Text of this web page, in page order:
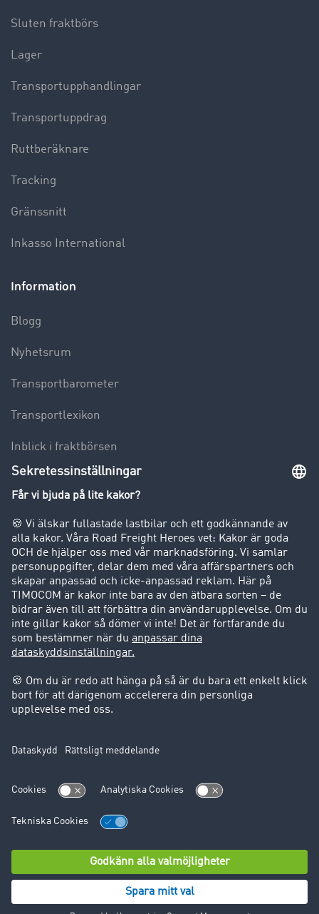
Sluten fraktbörs
Lager
Transportupphandlingar
Transportuppdrag
Ruttberäknare
Tracking
Gränssnitt
Inkasso International
Information
Blogg
Nyhetsrum
Transportbarometer
Transportlexikon
Inblick i fraktbörsen
Körförbud för lastbilar
Företag
Kunder värvar kunder
Success Stories
Support
Support
Juridiskt
Företagsinformation
Användarvillkor
© TIMOCOM GmbH 2024. Alla rättigheter förbehålles